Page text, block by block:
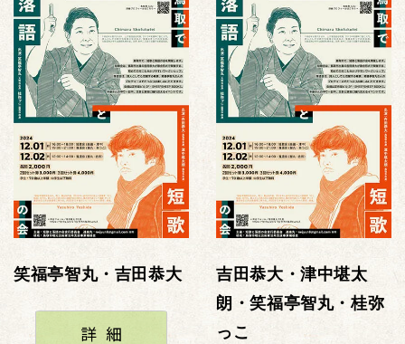
笑福亭智丸・吉田恭大
詳細
吉田恭大・津中堪太
朗・笑福亭智丸・桂弥
っこ